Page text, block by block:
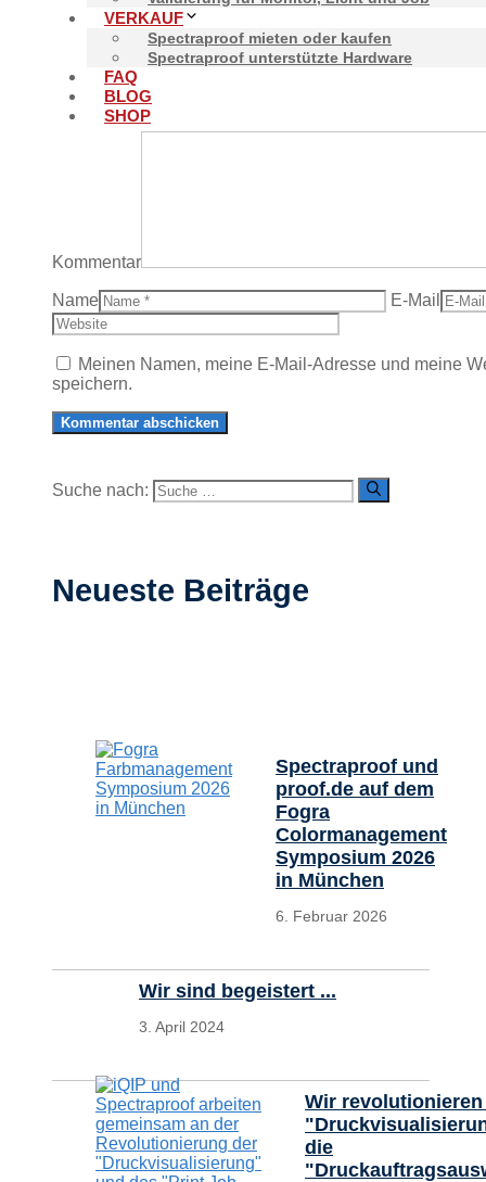
VERKAUF
Spectraproof mieten oder kaufen
Spectraproof unterstützte Hardware
FAQ
BLOG
SHOP
Schreibe einen Kommentar
Kommentar
Name E-Mail
Meinen Namen, meine E-Mail-Adresse und meine
speichern.
Suche nach:
Neueste Beiträge
Spectraproof und
proof.de auf dem
Fogra
Colormanagement
Symposium 2026
in München
6. Februar 2026
Wir sind begeistert ...
3. April 2024
Wir
die